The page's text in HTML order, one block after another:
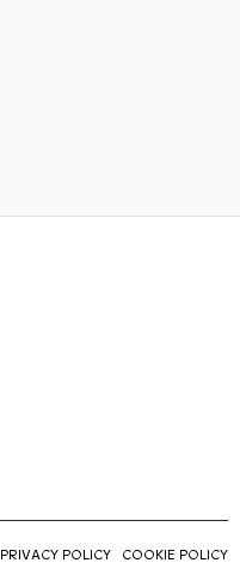
PRIVACY POLICY COOKIE POLICY